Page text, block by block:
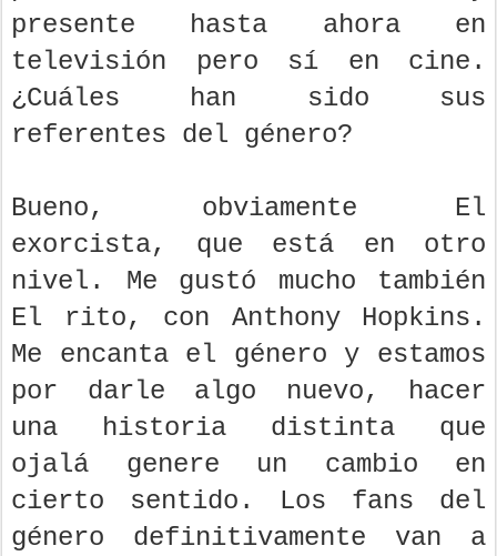
presente hasta ahora en
televisión pero sí en cine.
¿Cuáles han sido sus
referentes del género?
Bueno, obviamente El
exorcista, que está en otro
nivel. Me gustó mucho también
El rito, con Anthony Hopkins.
Me encanta el género y estamos
por darle algo nuevo, hacer
una historia distinta que
ojalá genere un cambio en
cierto sentido. Los fans del
género definitivamente van a